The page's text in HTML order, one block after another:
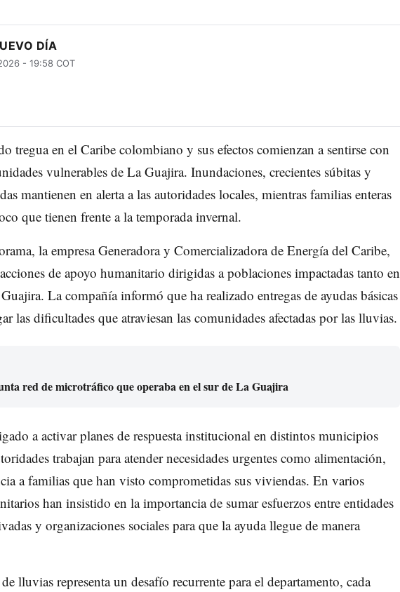
DÍA
- 19:58 COT
tregua en el Caribe colombiano y sus efectos comienzan a sentirse con
vulnerables de La Guajira. Inundaciones, crecientes súbitas y
mantienen en alerta a las autoridades locales, mientras familias enteras
que tienen frente a la temporada invernal.
la empresa Generadora y Comercializadora de Energía del Caribe,
de apoyo humanitario dirigidas a poblaciones impactadas tanto en
La compañía informó que ha realizado entregas de ayudas básicas
las dificultades que atraviesan las comunidades afectadas por las lluvias.
red de microtráfico que operaba en el sur de La Guajira
a activar planes de respuesta institucional en distintos municipios
trabajan para atender necesidades urgentes como alimentación,
a familias que han visto comprometidas sus viviendas. En varios
han insistido en la importancia de sumar esfuerzos entre entidades
y organizaciones sociales para que la ayuda llegue de manera
lluvias representa un desafío recurrente para el departamento, cada